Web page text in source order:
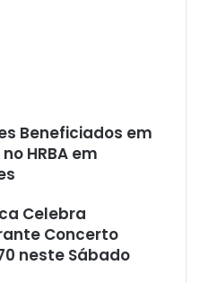
Beneficiados em
HRBA em
Celebra
Concerto
neste Sábado